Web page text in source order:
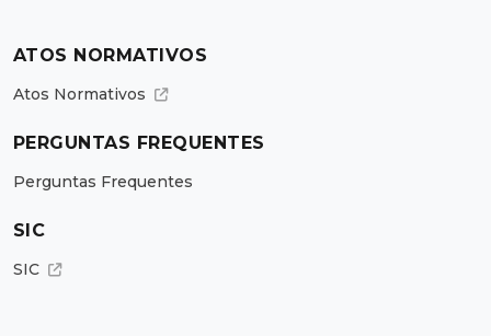
ATOS NORMATIVOS
Atos Normativos
PERGUNTAS FREQUENTES
Perguntas Frequentes
SIC
SIC